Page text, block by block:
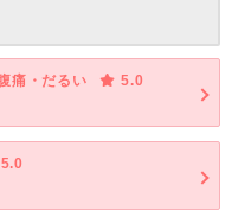
痛・だるい
5.0
5.0